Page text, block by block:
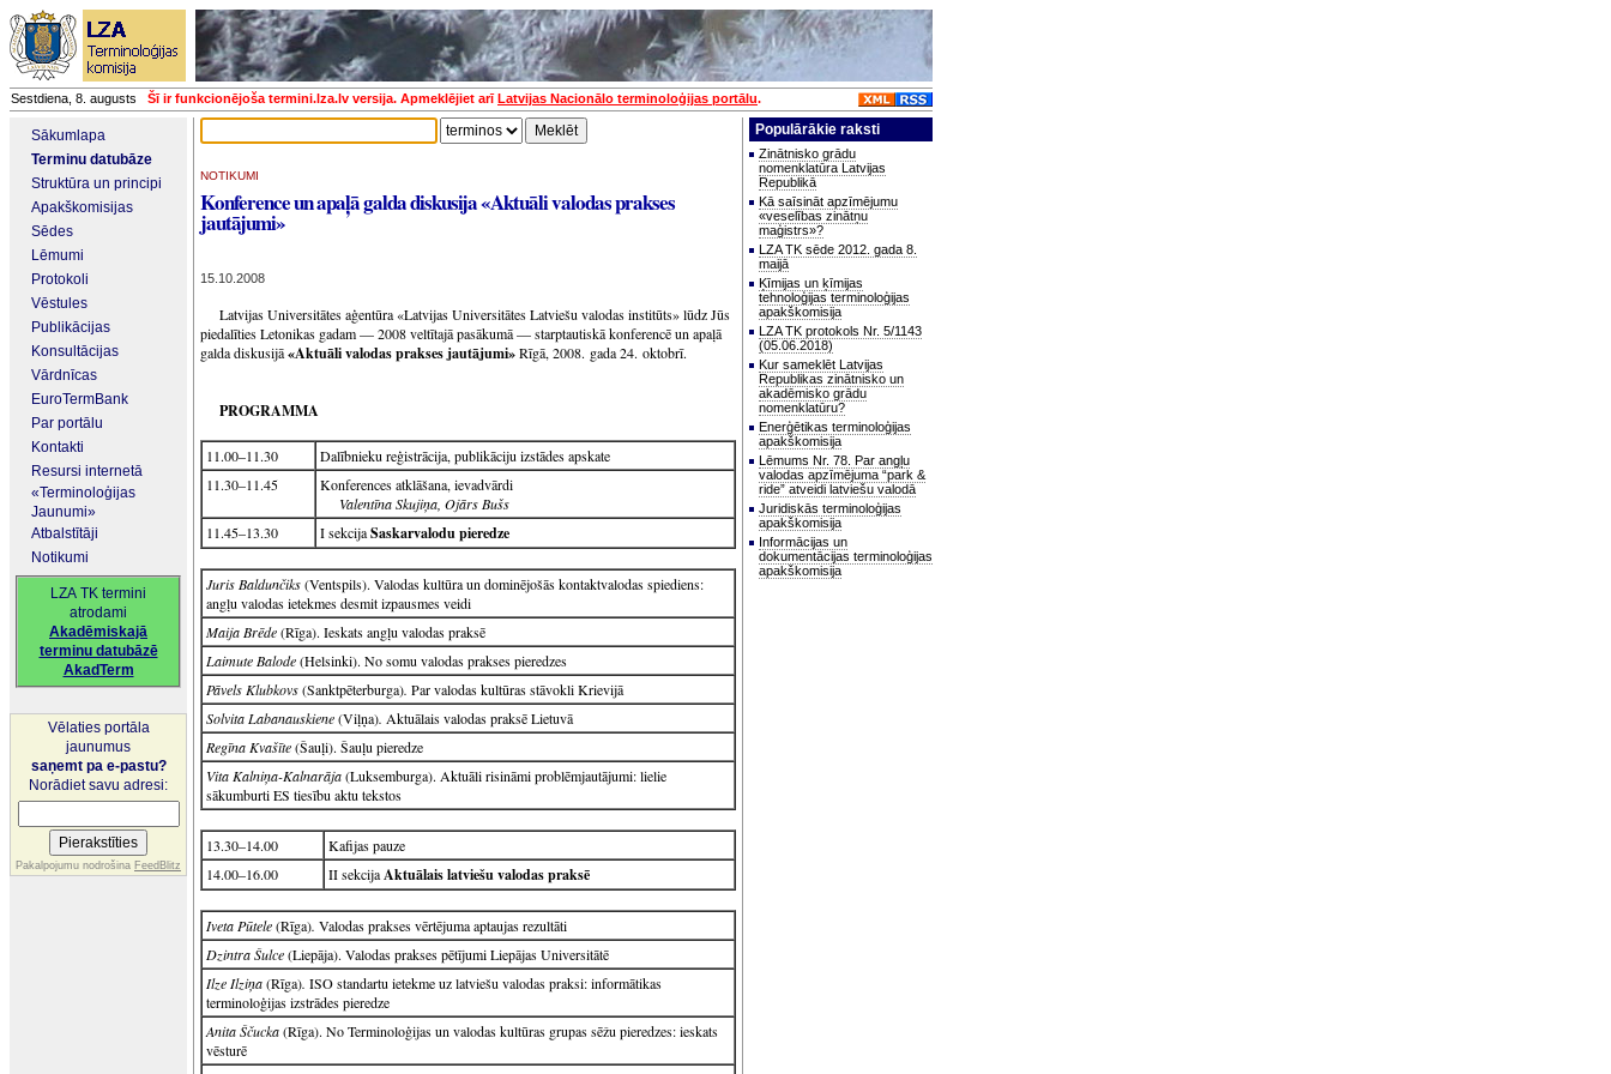
Sestdiena, 8. augusts Šī ir funkcionējoša termini.lza.lv versija. Apmeklējiet arīLatvijas Nacionālo terminoloģijas portālu.
Sākumlapa
Terminu datubāze
Struktūra un principi
Apakškomisijas
Sēdes
Lēmumi
Protokoli
Vēstules
Publikācijas
Konsultācijas
Vārdnīcas
EuroTermBank
Par portālu
Kontakti
Resursi internetā
«Terminoloģijas
Jaunumi»
Atbalstītāji
Notikumi
LZA TK termini
atrodami
Akadēmiskajā
terminu datubāzē
AkadTerm
Vēlaties portāla
jaunumus
saņemt pa e-pastu?
Norādiet savu adresi:
Pakalpojumu nodrošina FeedBlitz
NOTIKUMI
Konference un apaļā galda diskusija «Aktuāli valodas prakses
jautājumi»
15.10.2008
Latvijas Universitātes aģentūra «Latvijas Universitātes Latviešu valodas institūts» lūdz Jūs
piedalīties Letonikas gadam — 2008 veltītajā pasākumā — starptautiskā konferencē un apaļā
galda diskusijā«Aktuāli valodas prakses jautājumi»Rīgā, 2008. gada 24. oktobrī.
PROGRAMMA
11.00–11.30
Dalībnieku reģistrācija, publikāciju izstādes apskate
11.30–11.45
Konferences atklāšana, ievadvārdi
Valentīna Skujiņa, Ojārs Bušs
11.45–13.30
I sekcijaSaskarvalodu pieredze
Juris Baldunčiks(Ventspils). Valodas kultūra un dominējošās kontaktvalodas spiediens:
angļu valodas ietekmes desmit izpausmes veidi
Maija Brēde(Rīga). Ieskats angļu valodas praksē
Laimute Balode(Helsinki). No somu valodas prakses pieredzes
Pāvels Klubkovs(Sanktpēterburga). Par valodas kultūras stāvokli Krievijā
Solvita Labanauskiene(Viļņa). Aktuālais valodas praksē Lietuvā
Regīna Kvašīte(Šauļi). Šauļu pieredze
Vita Kalniņa-Kalnarāja(Luksemburga). Aktuāli risināmi problēmjautājumi: lielie
sākumburti ES tiesību aktu tekstos
13.30–14.00
Kafijas pauze
14.00–16.00
II sekcijaAktuālais latviešu valodas praksē
Iveta Pūtele(Rīga). Valodas prakses vērtējuma aptaujas rezultāti
Dzintra Šulce(Liepāja). Valodas prakses pētījumi Liepājas Universitātē
Ilze Ilziņa(Rīga). ISO standartu ietekme uz latviešu valodas praksi: informātikas
terminoloģijas izstrādes pieredze
Anita Ščucka(Rīga). No Terminoloģijas un valodas kultūras grupas sēžu pieredzes: ieskats
vēsturē
Populārākie raksti
Zinātnisko grādu
nomenklatūra Latvijas
Republikā
Kā saīsināt apzīmējumu
«veselības zinātņu
maģistrs»?
LZA TK sēde 2012. gada 8.
maijā
Ķīmijas un ķīmijas
tehnoloģijas terminoloģijas
apakškomisija
LZA TK protokols Nr. 5/1143
(05.06.2018)
Kur sameklēt Latvijas
Republikas zinātnisko un
akadēmisko grādu
nomenklatūru?
Enerģētikas terminoloģijas
apakškomisija
Lēmums Nr. 78. Par angļu
valodas apzīmējuma “park &
ride” atveidi latviešu valodā
Juridiskās terminoloģijas
apakškomisija
Informācijas un
dokumentācijas terminoloģijas
apakškomisija